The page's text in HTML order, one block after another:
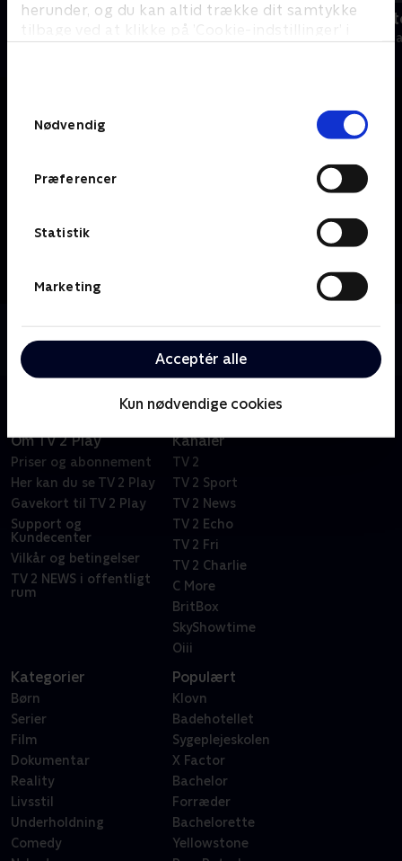
herunder, og du kan altid trække dit samtykke
tilbage ved at klikke på ’Cookie-indstillinger’ i
Nødvendig
Præferencer
Statistik
Marketing
Acceptér alle
Kun nødvendige cookies
19 News
Nyheder Nyheder &
Se 19.30-nyhederne fra TV2 Bornholm.
Om TV 2 Play
Priser og abonnement
Her kan du se TV 2 Play
Gavekort til TV 2 Play
Support og
Kundecenter
Vilkår og betingelser
TV 2 NEWS i offentligt
rum
Kanaler
TV 2
TV 2 Sport
TV 2 News
TV 2 Echo
TV 2 Fri
TV 2 Charlie
C More
BritBox
SkyShowtime
Oiii
Kategorier
Børn
Serier
Film
Dokumentar
Reality
Livsstil
Underholdning
Comedy
Populært
Klovn
Badehotellet
Sygeplejeskolen
X Factor
Bachelor
Forræder
Bachelorette
Yellowstone